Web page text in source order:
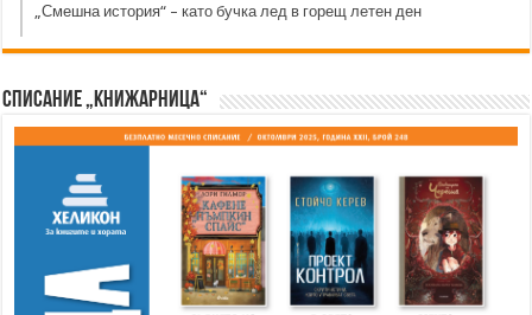
„Смешна история“ – като бучка лед в горещ летен ден
Списание „Книжарница“